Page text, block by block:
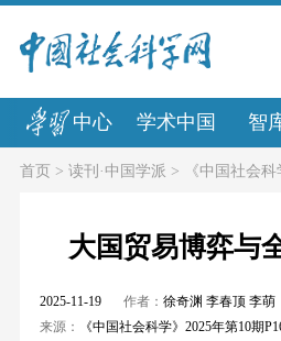
中心 学术中国 智
首页> 读刊·中国学派 > 《中国社会科
大国贸易博弈与
2025-11-19 作者： 徐奇渊 李春顶 李萌
来源：
《中国社会科学》2025年第10期